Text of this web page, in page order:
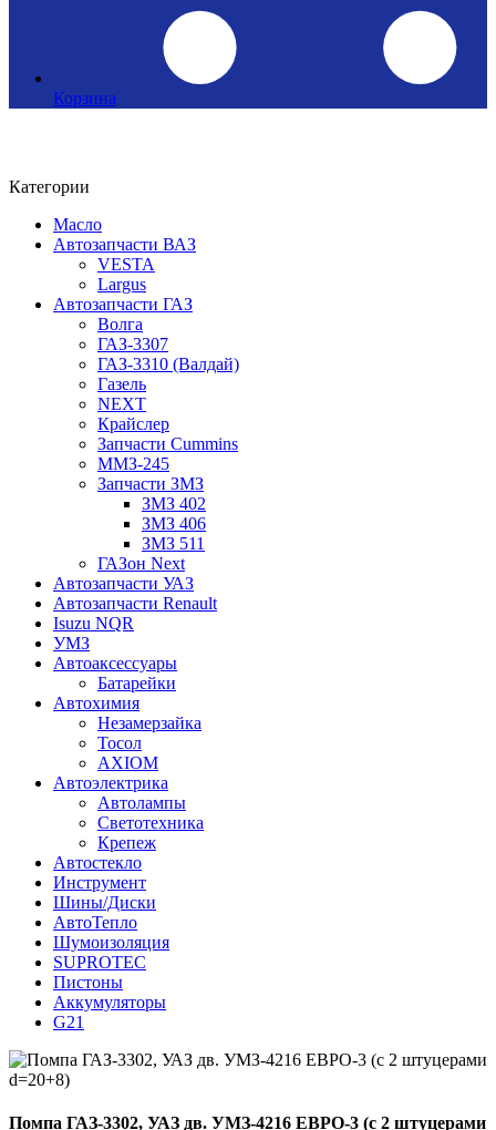
Корзина
Категории
Масло
Автозапчасти ВАЗ
VESTA
Largus
Автозапчасти ГАЗ
Волга
ГАЗ-3307
ГАЗ-3310 (Валдай)
Газель
NEXT
Крайслер
Запчасти Cummins
ММЗ-245
Запчасти ЗМЗ
ЗМЗ 402
ЗМЗ 406
ЗМЗ 511
ГАЗон Next
Автозапчасти УАЗ
Автозапчасти Renault
Isuzu NQR
УМЗ
Автоаксессуары
Батарейки
Автохимия
Незамерзайка
Тосол
AXIOM
Автоэлектрика
Автолампы
Светотехника
Крепеж
Автостекло
Инструмент
Шины/Диски
АвтоТепло
Шумоизоляция
SUPROTEC
Пистоны
Аккумуляторы
G21
Помпа ГАЗ-3302, УАЗ дв. УМЗ-4216 ЕВРО-3 (с 2 штуцерами